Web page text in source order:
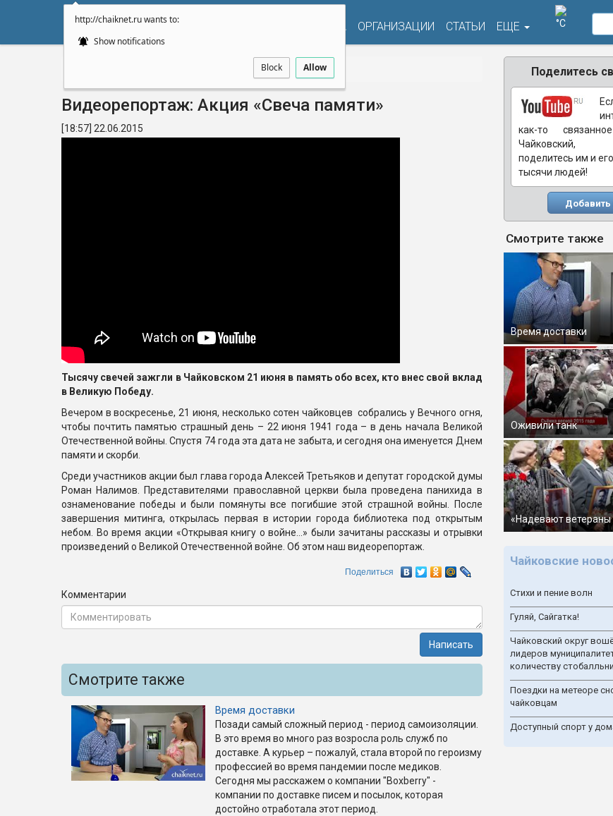
http://chaiknet.ru wants to:
Show notifications
Block Allow
АФИША ОРГАНИЗАЦИИ СТАТЬИ ЕЩЕ °C
Видеорепортаж: Акция «Свеча памяти»
[18:57] 22.06.2015
Тысячу свечей зажгли в Чайковском 21 июня в память обо всех, кто внес свой вклад
в Великую Победу.
Вечером в воскресенье, 21 июня, несколько сотен чайковцев собрались у Вечного огня,
чтобы почтить памятью страшный день – 22 июня 1941 года – в день начала Великой
Отечественной войны. Спустя 74 года эта дата не забыта, и сегодня она именуется Днем
памяти и скорби.
Среди участников акции был глава города Алексей Третьяков и депутат городской думы
Роман Налимов. Представителями православной церкви была проведена панихида в
ознаменование победы и были помянуты все погибшие этой страшной войны. После
завершения митинга, открылась первая в истории города библиотека под открытым
небом. Во время акции «Открывая книгу о войне…» были зачитаны рассказы и отрывки
произведений о Великой Отечественной войне. Об этом наш видеорепортаж.
Поделиться
Комментарии
Написать
Смотрите также
Время доставки
Позади самый сложный период - период самоизоляции.
В это время во много раз возросла роль служб по
доставке. А курьер – пожалуй, стала второй по героизму
профессией во время пандемии после медиков.
Сегодня мы расскажем о компании "Boxberry" -
компании по доставке писем и посылок, которая
достойно отработала этот период.
Поделитесь
как-то
Чайковский,
поделитесь им и
тысячи людей!
Добавить
Смотрите также
Время доставки
Оживили танк
«Надевают ветераны
Чайковские
Стихи и пение волн
Гуляй, Сайгатка!
Чайковский округ
лидеров
количеству
Поездки на метеоре
чайковцам
Доступный спорт у